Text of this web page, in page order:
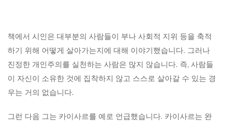
책에서 시인은 대부분의 사람들이 부나 사회적 지위 등을 축적
하기 위해 어떻게 살아가는지에 대해 이야기했습니다. 그러나
진정한 개인주의를 실천하는 사람은 많지 않습니다. 즉, 사람들
이 자신이 소유한 것에 집착하지 않고 스스로 살아갈 수 있는 경
우는 거의 없습니다.
그런 다음 그는 카이사르를 예로 언급했습니다. 카이사르는 완